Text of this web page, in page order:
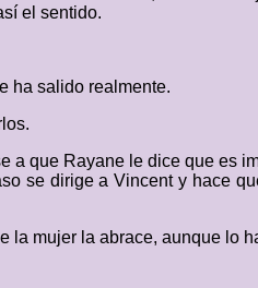
el sentido.
ha salido realmente.
a que Rayane le dice que es
se dirige a Vincent y hace
la mujer la abrace, aunque lo